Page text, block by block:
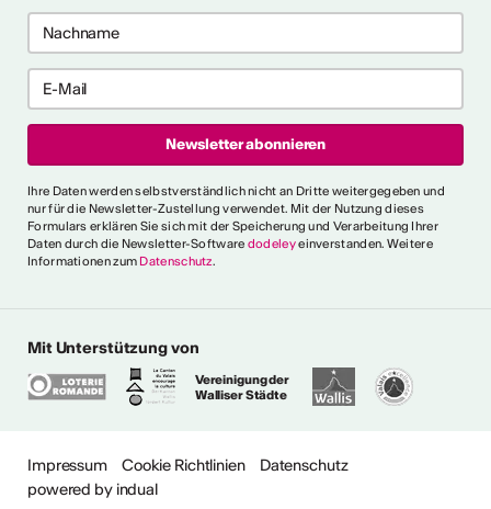
anzeigen
als
r
r
Ein
erklärt ausserdem den
Ausdrücken.
Fragen?
Ihre Daten werden selbstverständlich nicht an Dritte weitergegeben und
nur für die Newsletter-Zustellung verwendet. Mit der Nutzung dieses
Formulars erklären Sie sich mit der Speicherung und Verarbeitung Ihrer
Daten durch die Newsletter-Software dodeleyeinverstanden. Weitere
Informationen zum Datenschutz.
Mit Unterstützung von
Vereinigung der
Walliser Städte
Impressum Cookie Richtlinien
Datenschutz
powered by indual